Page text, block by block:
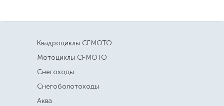
Квадроциклы CFMOTO
Мотоциклы CFMOTO
Снегоходы
Снегоболотоходы
Аква